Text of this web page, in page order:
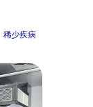
稀少疾病